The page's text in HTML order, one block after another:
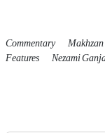
Commentary
Features Nezami